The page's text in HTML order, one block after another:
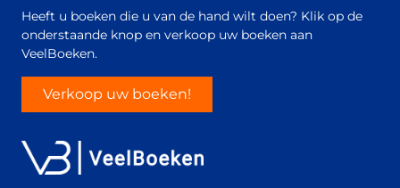
Heeft u boeken die u van de hand wilt doen? Klik op de
onderstaande knop en verkoop uw boeken aan
VeelBoeken.
Verkoop uw boeken!